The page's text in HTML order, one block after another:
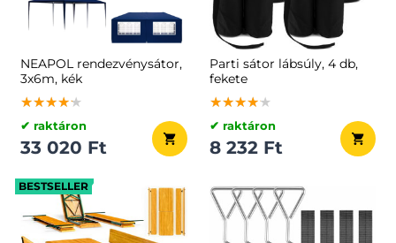
NEAPOL rendezvénysátor,
3x6m, kék
★★★★★
★★★★★
★★★★★
✔ raktáron
33 020 Ft
Parti sátor lábsúly, 4 db,
fekete
★★★★★
★★★★★
★★★★★
✔ raktáron
8 232 Ft
BESTSELLER